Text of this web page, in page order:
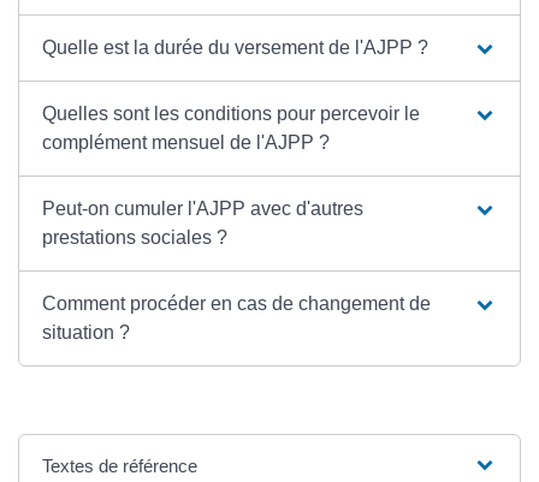
Quelle est la durée du versement de l'AJPP ?
Quelles sont les conditions pour percevoir le
complément mensuel de l'AJPP ?
Peut-on cumuler l'AJPP avec d'autres
prestations sociales ?
Comment procéder en cas de changement de
situation ?
Textes de référence